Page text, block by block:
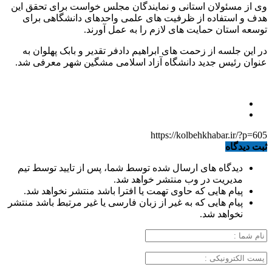
وی از مسئولان استانی و نمایندگان مجلس خواست برای تحقق این
هدف و استفاده از ظرفیت های علمی واحدهای دانشگاهی برای
توسعه استان حمایت های لازم را به عمل آورند.
در این جلسه از زحمت های ابراهیم دادفر تقدیر و بابک پهلوان به
عنوان رئیس جدید دانشگاه آزاد اسلامی مشگین شهر معرفی شد.
https://kolbehkhabar.ir/?p=605
ثبت دیدگاه
دیدگاه های ارسال شده توسط شما، پس از تایید توسط تیم
مدیریت در وب منتشر خواهد شد.
پیام هایی که حاوی تهمت یا افترا باشد منتشر نخواهد شد.
پیام هایی که به غیر از زبان فارسی یا غیر مرتبط باشد منتشر
نخواهد شد.